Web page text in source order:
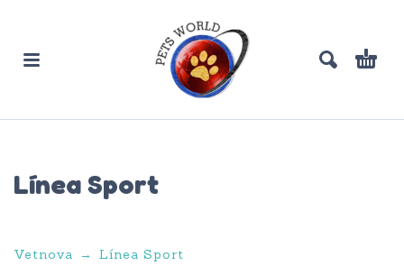
Línea Sport
Vetnova
Línea Sport